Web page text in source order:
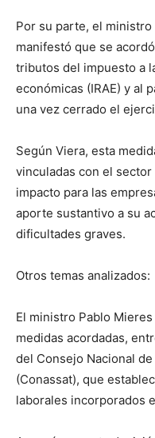
Por su parte, el
manifestó que se
tributos del impuesto a
económicas (IRAE) y al
una vez cerrado el
Según Viera, esta
vinculadas con el
impacto para las
aporte sustantivo a su
dificultades graves.
Otros temas analizados:
El ministro Pablo
medidas acordadas,
del Consejo Nacional
(Conassat), que
laborales incorporados